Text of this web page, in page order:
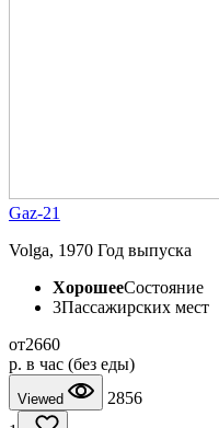
Gaz-21
Volga, 1970 Год выпуска
ХорошееСостояние
3Пассажирских мест
от2660
p. в час (без еды)
Viewed
2856